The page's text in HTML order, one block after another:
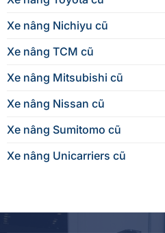
Xe nâng Nichiyu cũ
Xe nâng TCM cũ
Xe nâng Mitsubishi cũ
Xe nâng Nissan cũ
Xe nâng Sumitomo cũ
Xe nâng Unicarriers cũ